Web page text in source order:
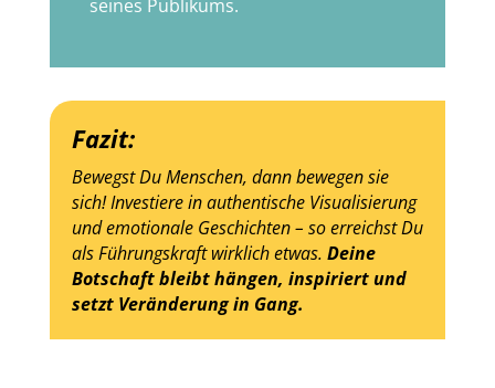
seines Publikums.
Fazit:
Bewegst Du Menschen, dann bewegen sie
sich! Investiere in authentische Visualisierung
und emotionale Geschichten – so erreichst Du
als Führungskraft wirklich etwas. Deine
Botschaft bleibt hängen, inspiriert und
setzt Veränderung in Gang.